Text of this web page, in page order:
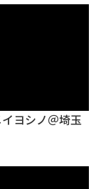
ヨシノ＠埼玉